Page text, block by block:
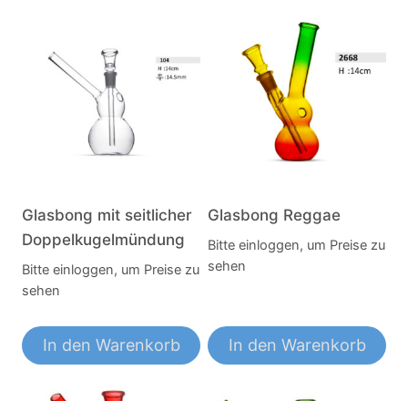
Glasbong mit seitlicher
Doppelkugelmündung
Bitte einloggen, um Preise zu
sehen
In den Warenkorb
Glasbong Reggae
Bitte einloggen, um Preise zu
sehen
In den Warenkorb